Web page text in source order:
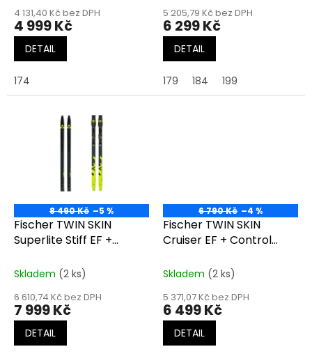
4 131,40 Kč bez DPH
4 999 Kč
DETAIL
174
5 205,79 Kč bez DPH
6 299 Kč
DETAIL
179 184 199
8 490 Kč –5 %
Fischer TWIN SKIN
Superlite Stiff EF +
Skladem (2 ks)
6 610,74 Kč bez DPH
7 999 Kč
DETAIL
6 790 Kč –4 %
Fischer TWIN SKIN
Cruiser EF + Control
Skladem (2 ks)
5 371,07 Kč bez DPH
6 499 Kč
DETAIL